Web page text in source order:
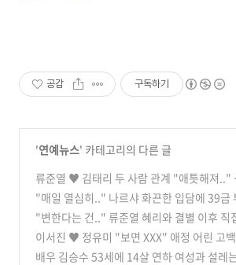
공감 구독하기
'연예뉴스' 카테고리의 다른 글
류준열 ♥ 김태리 두 사람 관계 "애틋해져.."
밝히자 모두 깜짝
(0)
"매일 열심히.." 나르샤 화끈한 입담에 39금
관계 고백에 모두 깜짝
(0)
"변한다는 건.." 류준열 혜리와 결별 이후 직
한 발언에 모두 깜짝
(0)
이서진 ♥ 정유미 "보면 XXX" 애정 어린 고
모두가 두 사람을 응원
(0)
배우 김승수 53세에 14살 연하 여성과 설레